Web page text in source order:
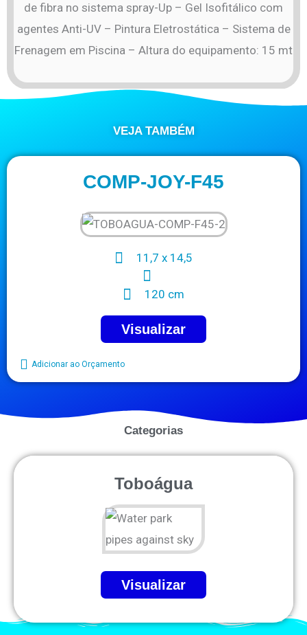
de fibra no sistema spray-Up – Gel Isofitálico com
agentes Anti-UV – Pintura Eletrostática – Sistema de
Frenagem em Piscina – Altura do equipamento: 15 mt
VEJA TAMBÉM
COMP-JOY-F45
11,7 x 14,5
120 cm
Visualizar
Adicionar ao Orçamento
Categorias
Toboágua
Visualizar